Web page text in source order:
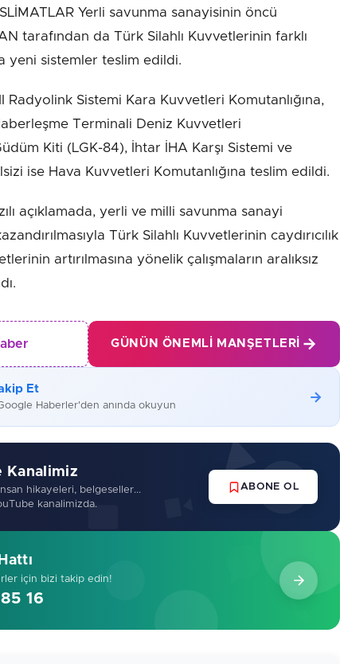
Yerli savunma sanayisinin öncü
tarafından da Türk Silahlı Kuvvetlerinin farklı
yeni sistemler teslim edildi.
Radyolink Sistemi Kara Kuvvetleri Komutanlığına,
Terminali Deniz Kuvvetleri
Kiti (LGK-84), İhtar İHA Karşı Sistemi ve
ise Hava Kuvvetleri Komutanlığına teslim edildi.
açıklamada, yerli ve milli savunma sanayi
Türk Silahlı Kuvvetlerinin caydırıcılık
artırılmasına yönelik çalışmaların aralıksız
GÜNÜN ÖNEMLI MANŞETLERI
Et
Haberler'den anında okuyun
Kanalimiz
hikayeleri, belgeseller...
kanalimizda.
ABONE OL
için bizi takip edin!
16